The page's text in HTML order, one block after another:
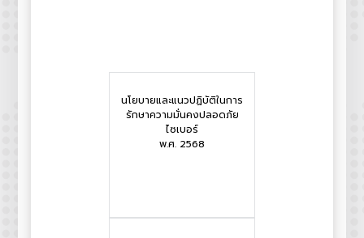
นโยบายและแนวปฏิบัติในการ
รักษาความมั่นคงปลอดภัย
ไซเบอร์
พ.ศ. 2568